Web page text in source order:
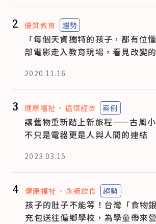
2 優質教育 趨勢
「每個天資獨特的孩子，都有位
部電影走入教育現場，看見改變
2020.11.16
3 健康福祉 循環經濟 案例
讓舊物重新踏上新旅程——古風
不只是電器更是人與人間的連結
2023.03.15
4 健康福祉 永續飲食 趨勢
孩子的肚子不能等！台灣「食物
充包送往偏鄉學校，為學童帶來